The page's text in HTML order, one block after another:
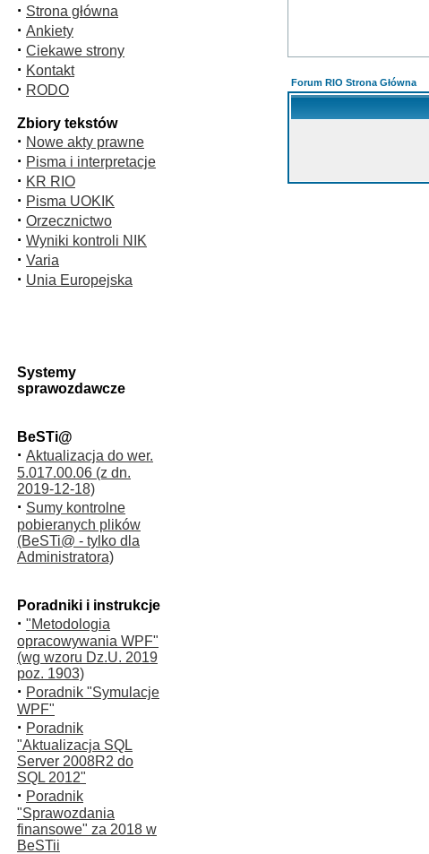
· Strona główna
· Ankiety
· Ciekawe strony
· Kontakt
· RODO
Zbiory tekstów
· Nowe akty prawne
· Pisma i interpretacje
· KR RIO
· Pisma UOKIK
· Orzecznictwo
· Wyniki kontroli NIK
· Varia
· Unia Europejska
Systemy
sprawozdawcze
BeSTi@
· Aktualizacja do wer.
5.017.00.06 (z dn.
2019-12-18)
· Sumy kontrolne
pobieranych plików
(BeSTi@ - tylko dla
Administratora)
Poradniki i instrukcje
· "Metodologia
opracowywania WPF"
(wg wzoru Dz.U. 2019
poz. 1903)
· Poradnik "Symulacje
WPF"
· Poradnik
"Aktualizacja SQL
Server 2008R2 do
SQL 2012"
· Poradnik
"Sprawozdania
finansowe" za 2018 w
BeSTii
Forum RIO Strona Główna